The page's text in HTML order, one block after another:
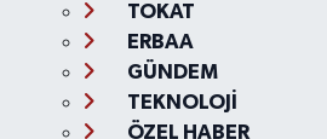
TOKAT
ERBAA
GÜNDEM
TEKNOLOJİ
ÖZEL HABER